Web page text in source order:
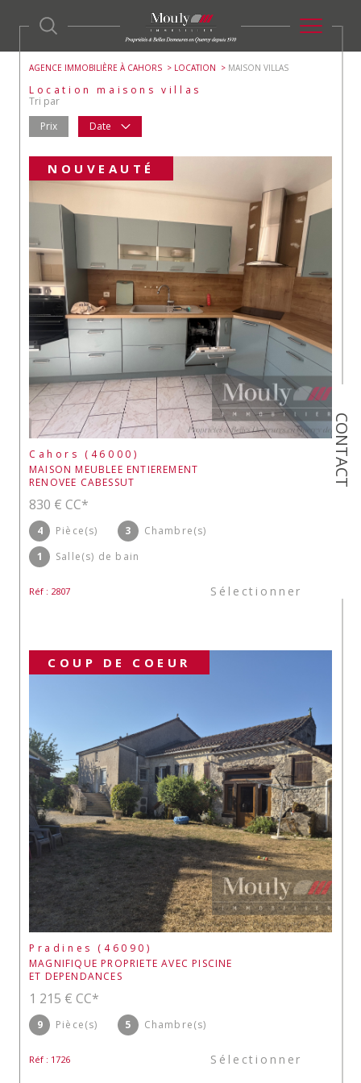
CONTACT
AGENCE IMMOBILIÈRE À CAHORS LOCATION MAISON VILLAS
Location maisons villas
Tri par
Prix
Date
NOUVEAUTÉ
Cahors (46000)
MAISON MEUBLEE ENTIEREMENT
RENOVEE CABESSUT
830 € CC*
4 Pièce(s) 3
Chambre(s)
1
Salle(s) de bain
Réf : 2807 Sélectionner
COUP DE COEUR
Pradines (46090)
MAGNIFIQUE PROPRIETE AVEC PISCINE
ET DEPENDANCES
1 215 € CC*
9 Pièce(s) 5 Chambre(s)
Réf : 1726 Sélectionner